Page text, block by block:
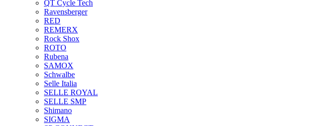
QT Cycle Tech
Ravensberger
RED
REMERX
Rock Shox
ROTO
Rubena
SAMOX
Schwalbe
Selle Italia
SELLE ROYAL
SELLE SMP
Shimano
SIGMA